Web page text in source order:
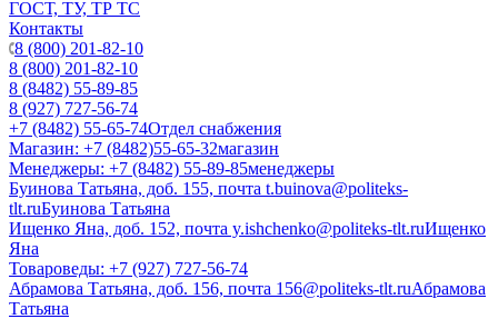
ГОСТ, ТУ, ТР ТС
Контакты
8 (800) 201-82-10
8 (800) 201-82-10
8 (8482) 55-89-85
8 (927) 727-56-74
+7 (8482) 55-65-74Отдел снабжения
Магазин: +7 (8482)55-65-32магазин
Менеджеры: +7 (8482) 55-89-85менеджеры
Буинова Татьяна, доб. 155, почта t.buinova@politeks-
tlt.ruБуинова Татьяна
Ищенко Яна, доб. 152, почта y.ishchenko@politeks-tlt.ruИщенко
Яна
Товароведы: +7 (927) 727-56-74
Абрамова Татьяна, доб. 156, почта 156@politeks-tlt.ruАбрамова
Татьяна